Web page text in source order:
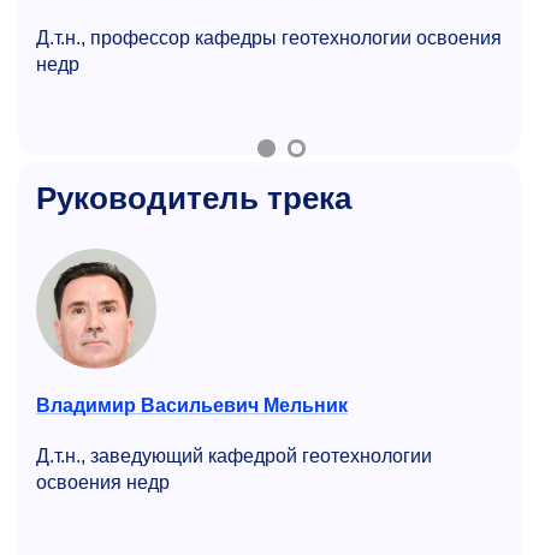
Д.т.н., профессор кафедры геотехнологии освоения
недр
Руководитель трека
Владимир Васильевич Мельник
Д.т.н., заведующий кафедрой геотехнологии
освоения недр